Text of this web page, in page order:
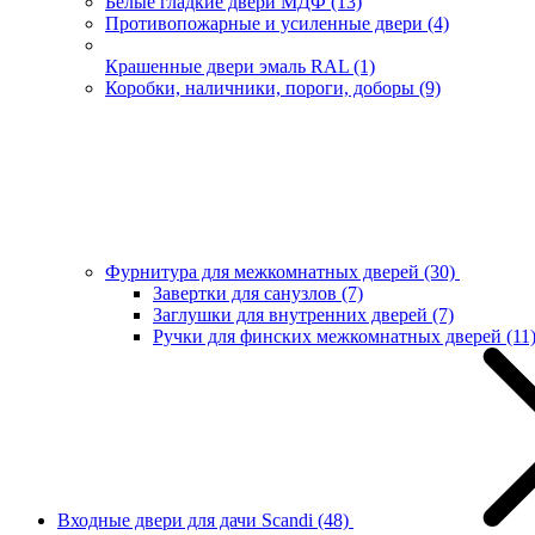
Противопожарные и усиленные двери (4)
Крашенные двери эмаль RAL (1)
Коробки, наличники, пороги, доборы (9)
Фурнитура для межкомнатных дверей (30)
Завертки для санузлов (7)
Заглушки для внутренних дверей (7)
Ручки для финских межкомнатных дверей (11)
Входные двери для дачи Scandi (48)